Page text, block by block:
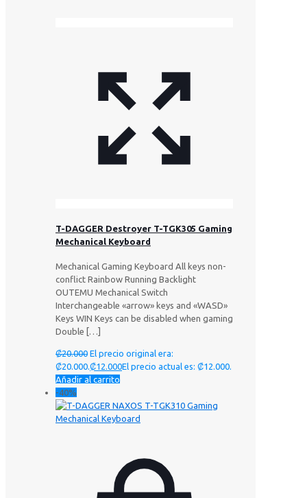
T-DAGGER Destroyer T-TGK305 Gaming
Mechanical Keyboard
Mechanical Gaming Keyboard All keys non-
conflict Rainbow Running Backlight
OUTEMU Mechanical Switch
Interchangeable «arrow» keys and «WASD»
Keys WIN Keys can be disabled when gaming
Double […]
₡20.000 El precio original era:
₡20.000.₡12.000El precio actual es: ₡12.000.
Añadir al carrito
-40%